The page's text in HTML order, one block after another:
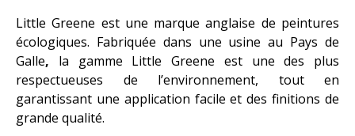
Little Greene est une marque anglaise de peintures
écologiques. Fabriquée dans une usine au Pays de
Galle, la gamme Little Greene est une des plus
respectueuses de l’environnement, tout en
garantissant une application facile et des finitions de
grande qualité.
PARQUET BAUWERK
GRÈS CÉRAME MIRAGE
BÉTONS CIRÉS MERCADIER